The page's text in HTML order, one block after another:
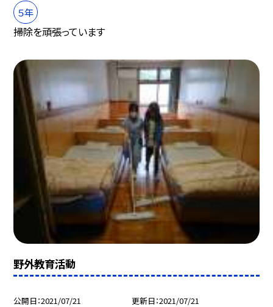
５年
掃除を頑張っています
野外教育活動
公開日 2021/07/21 更新日 2021/07/21